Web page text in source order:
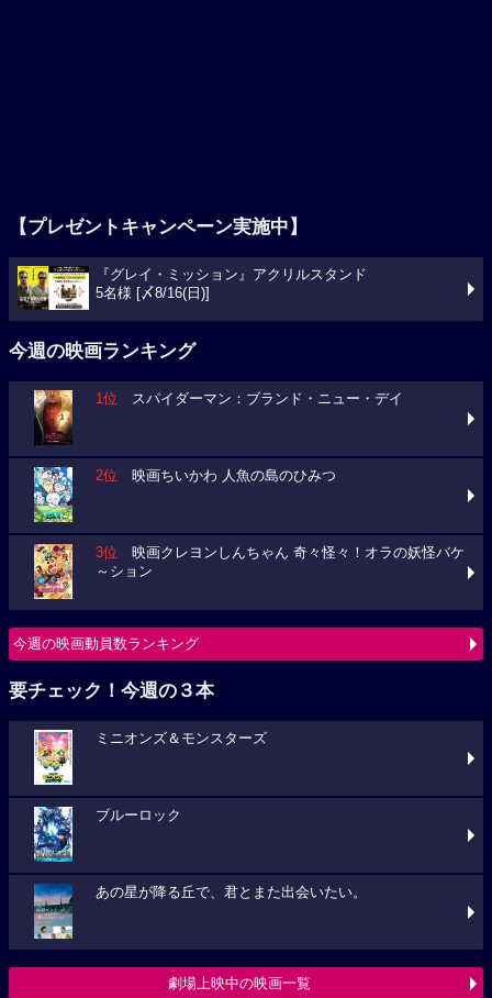
【プレゼントキャンペーン実施中】
『グレイ・ミッション』アクリルスタンド
5名様 [〆8/16(日)]
今週の映画ランキング
1位 スパイダーマン：ブランド・ニュー・デイ
2位 映画ちいかわ 人魚の島のひみつ
3位 映画クレヨンしんちゃん 奇々怪々！オラの妖怪バケ
～ション
今週の映画動員数ランキング
要チェック！今週の３本
ミニオンズ＆モンスターズ
ブルーロック
あの星が降る丘で、君とまた出会いたい。
劇場上映中の映画一覧